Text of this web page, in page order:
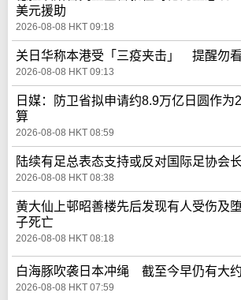
美元援助
2026-08-08 HKT 09:18
关日华称本港受「三疫夹击」 提醒勿
2026-08-08 HKT 09:13
日媒：防卫省拟申请约8.9万亿日圆作为
算
2026-08-08 HKT 08:59
陆续有足总表态支持或反对国际足协会
2026-08-08 HKT 08:38
黄大仙上邨昭善楼先后发现有人受伤及
子死亡
2026-08-08 HKT 08:18
白海豚吹袭日本冲绳 截至今早仍有大
2026-08-08 HKT 07:59